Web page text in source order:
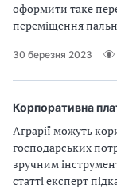
оформити таке
переміщення
30 березня 2023
Корпоративна
Аграрії можуть
господарських
зручним
статті експерт